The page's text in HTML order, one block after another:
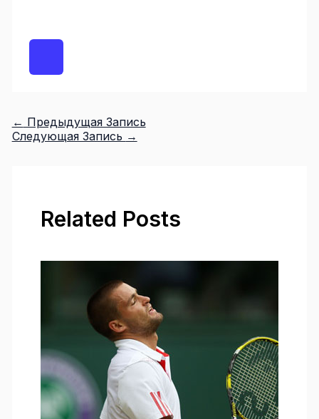
← Предыдущая Запись
Следующая Запись →
Related Posts